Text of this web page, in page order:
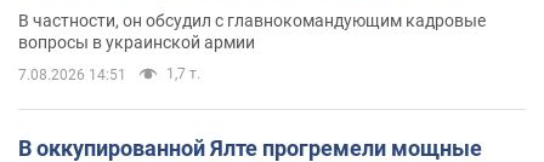
В частности, он обсудил с главнокомандующим кадровые
вопросы в украинской армии
7.08.2026 14:51 1,7 т.
В оккупированной Ялте прогремели мощные